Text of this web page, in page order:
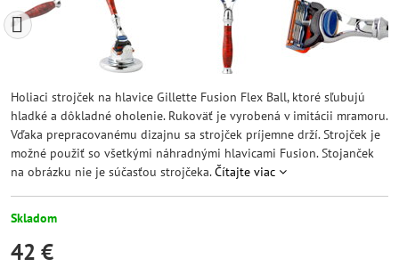
Holiaci strojček na hlavice Gillette Fusion Flex Ball, ktoré sľubujú
hladké a dôkladné oholenie. Rukoväť je vyrobená v imitácii mramoru.
Vďaka prepracovanému dizajnu sa strojček príjemne drží. Strojček je
možné použiť so všetkými náhradnými hlavicami Fusion. Stojanček
na obrázku nie je súčasťou strojčeka.Čítajte viac
Skladom
42 €